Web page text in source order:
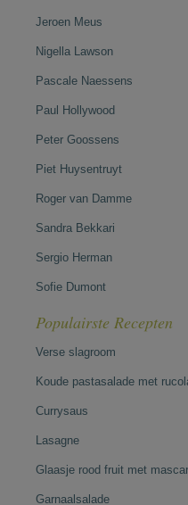
Jeroen Meus
Nigella Lawson
Pascale Naessens
Paul Hollywood
Peter Goossens
Piet Huysentruyt
Roger van Damme
Sandra Bekkari
Sergio Herman
Sofie Dumont
Populairste Recepten
Verse slagroom
Koude pastasalade met
Currysaus
Lasagne
Glaasje rood fruit met
Garnaalsalade